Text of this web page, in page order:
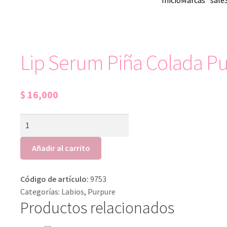
Lip Serum Piña Colada
$ 16,000
Añadir al carrito
Código de artículo: 9753
Categorías: Labios, Purpure
Productos relacionados